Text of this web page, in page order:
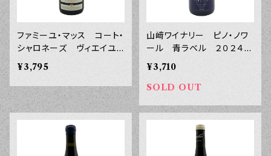
ファミーユ・マッス コート・
シャロネーズ ヴィエイユ・
ヴィーニュ ルージュ ２０
２３年 ７５０ｍｌ
¥3,795
山﨑ワイナリー ピノ・ノワ
ール 青ラベル ２０２４
年 ７５０ｍｌ
¥3,710
SOLD OUT